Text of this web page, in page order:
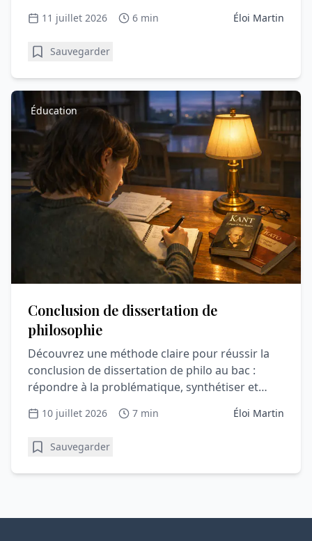
11 juillet 2026 6 min Éloi Martin
Sauvegarder
Éducation
Conclusion de dissertation de
philosophie
Découvrez une méthode claire pour réussir la
conclusion de dissertation de philo au bac :
répondre à la problématique, synthétiser et
10 juillet 2026 7 min Éloi Martin
Sauvegarder